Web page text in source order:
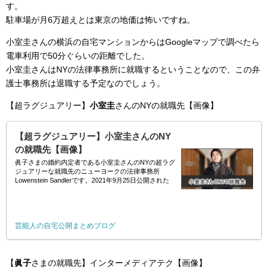
す。
駐車場が月6万超えとは東京の地価は怖いですね。
小室圭さんの横浜の自宅マンションからはGoogleマップで調べたら
電車利用で50分ぐらいの距離でした。
小室圭さんはNYの法律事務所に就職するということなので、この弁
護士事務所は退職する予定なのでしょう。
【超ラグジュアリー】 小室圭さんのNYの就職先【画像】
【超ラグジュアリー】小室圭さんのNY
の就職先【画像】
眞子さまの婚約内定者である小室圭さんのNYの超ラグ
ジュアリーな就職先のニューヨークの法律事務所
Lowenstein Sandlerです。2021年9月25日公開された
芸能人の自宅公開まとめブログ
【眞子さまの就職先】インターメディアテク【画像】